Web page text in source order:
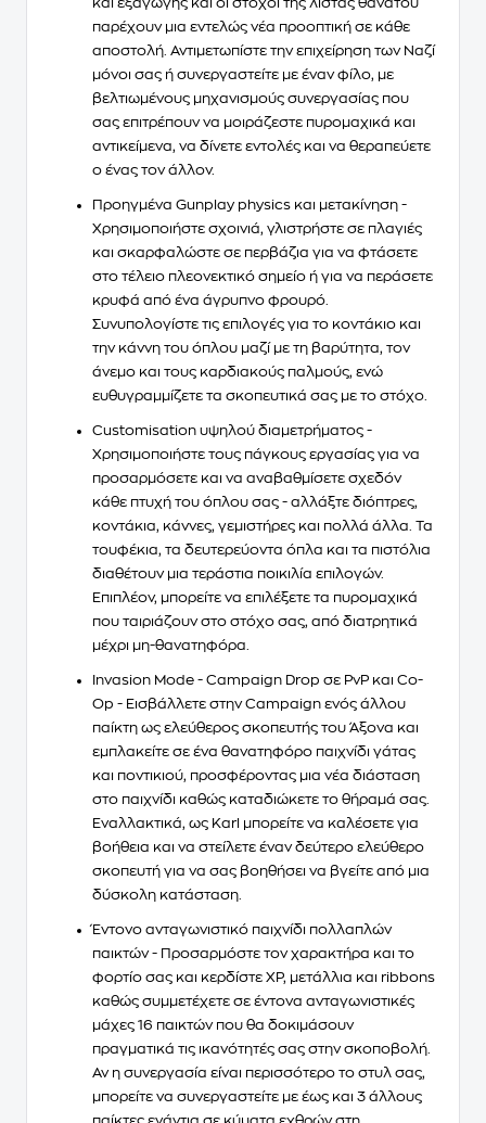
και εξαγωγής και οι στόχοι της λίστας θανάτου
παρέχουν μια εντελώς νέα προοπτική σε κάθε
αποστολή. Αντιμετωπίστε την επιχείρηση των Ναζί
μόνοι σας ή συνεργαστείτε με έναν φίλο, με
βελτιωμένους μηχανισμούς συνεργασίας που
σας επιτρέπουν να μοιράζεστε πυρομαχικά και
αντικείμενα, να δίνετε εντολές και να θεραπεύετε
ο ένας τον άλλον.
Προηγμένα Gunplay physics και μετακίνηση -
Χρησιμοποιήστε σχοινιά, γλιστρήστε σε πλαγιές
και σκαρφαλώστε σε περβάζια για να φτάσετε
στο τέλειο πλεονεκτικό σημείο ή για να περάσετε
κρυφά από ένα άγρυπνο φρουρό.
Συνυπολογίστε τις επιλογές για το κοντάκιο και
την κάννη του όπλου μαζί με τη βαρύτητα, τον
άνεμο και τους καρδιακούς παλμούς, ενώ
ευθυγραμμίζετε τα σκοπευτικά σας με το στόχο.
Customisation υψηλού διαμετρήματος -
Χρησιμοποιήστε τους πάγκους εργασίας για να
προσαρμόσετε και να αναβαθμίσετε σχεδόν
κάθε πτυχή του όπλου σας - αλλάξτε διόπτρες,
κοντάκια, κάννες, γεμιστήρες και πολλά άλλα. Τα
τουφέκια, τα δευτερεύοντα όπλα και τα πιστόλια
διαθέτουν μια τεράστια ποικιλία επιλογών.
Επιπλέον, μπορείτε να επιλέξετε τα πυρομαχικά
που ταιριάζουν στο στόχο σας, από διατρητικά
μέχρι μη-θανατηφόρα.
Invasion Mode - Campaign Drop σε PvP και Co-
Op - Εισβάλλετε στην Campaign ενός άλλου
παίκτη ως ελεύθερος σκοπευτής του Άξονα και
εμπλακείτε σε ένα θανατηφόρο παιχνίδι γάτας
και ποντικιού, προσφέροντας μια νέα διάσταση
στο παιχνίδι καθώς καταδιώκετε το θήραμά σας.
Εναλλακτικά, ως Karl μπορείτε να καλέσετε για
βοήθεια και να στείλετε έναν δεύτερο ελεύθερο
σκοπευτή για να σας βοηθήσει να βγείτε από μια
δύσκολη κατάσταση.
Έντονο ανταγωνιστικό παιχνίδι πολλαπλών
παικτών- Προσαρμόστε τον χαρακτήρα και το
φορτίο σας και κερδίστε XP, μετάλλια και ribbons
καθώς συμμετέχετε σε έντονα ανταγωνιστικές
μάχες 16 παικτώνπου θα δοκιμάσουν
πραγματικά τις ικανότητές σας στην σκοποβολή.
Αν η συνεργασία είναι περισσότερο το στυλ σας,
μπορείτε να συνεργαστείτε με έως και 3 άλλους